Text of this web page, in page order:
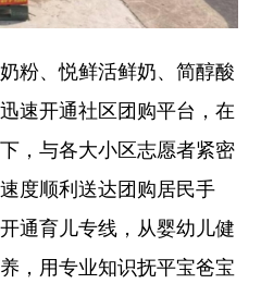
粉、悦鲜活鲜奶、简醇酸
速开通社区团购平台，在
，与各大小区志愿者紧密
度顺利送达团购居民手
通育儿专线，从婴幼儿健
，用专业知识抚平宝爸宝